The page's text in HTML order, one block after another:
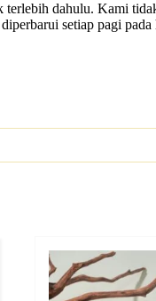
dahulu. Kami
setiap pagi